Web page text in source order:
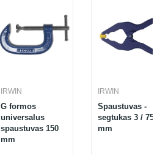
IRWIN
G formos
universalus
spaustuvas 150
mm
IRWIN
Spaustuvas -
segtukas 3 / 75
mm